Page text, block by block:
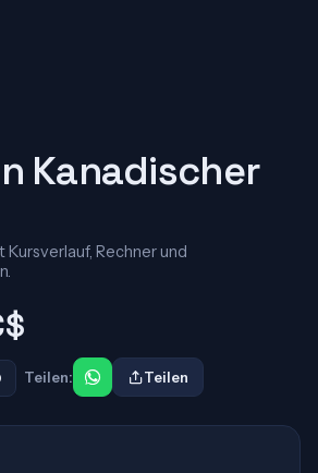
Kanadischer
Rechner und
Teilen: Teilen